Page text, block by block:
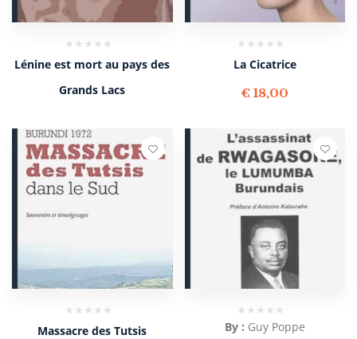
Lénine est mort au pays des
Grands Lacs
La Cicatrice
€ 18,00
Massacre des Tutsis
By : Guy Poppe